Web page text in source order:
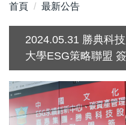
首頁 最新公告
2024.05.31 勝典科
大學ESG策略聯盟